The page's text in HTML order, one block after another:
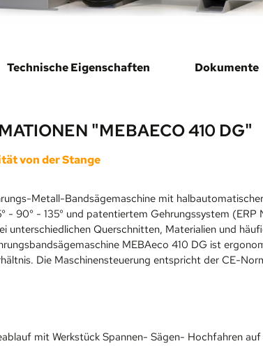
Technische Eigenschaften Dokumente
"MEBAECO 410 DG"
von der Stange
Metall-Bandsägemaschine mit
- 90° - 135° und patentiertem Gehrungssystem (ERP
unterschiedlichen Querschnitten, Materialien und
MEBAeco 410 DG ist
Die Maschinensteuerung entspricht der CE-
mit Werkstück Spannen- Sägen- Hochfahren